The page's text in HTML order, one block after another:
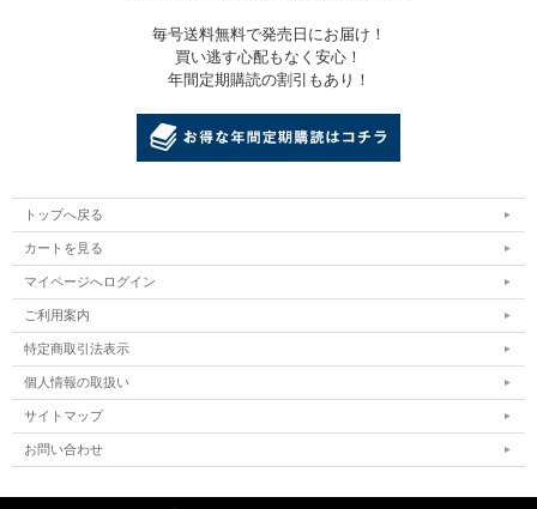
毎号送料無料で発売日にお届け！
買い逃す心配もなく安心！
年間定期購読の割引もあり！
トップへ戻る
カートを見る
マイページへログイン
ご利用案内
特定商取引法表示
個人情報の取扱い
サイトマップ
お問い合わせ